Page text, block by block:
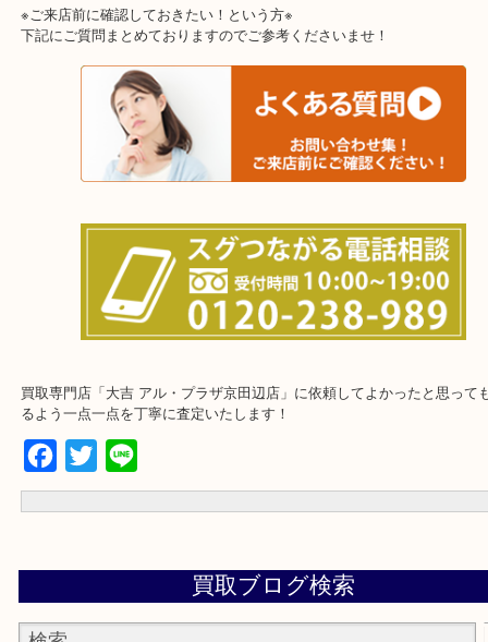
上記に記載がないエリアでもご相談くださいませ！！
※ご来店前に確認しておきたい！という方※
下記にご質問まとめておりますのでご参考くださいませ！